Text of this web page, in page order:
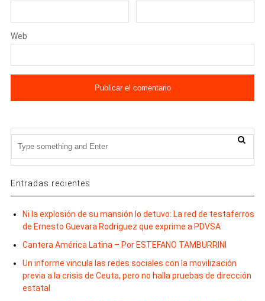
Web
Entradas recientes
Ni la explosión de su mansión lo detuvo: La red de testaferros
de Ernesto Guevara Rodríguez que exprime a PDVSA
Cantera América Latina – Por ESTEFANO TAMBURRINI
Un informe vincula las redes sociales con la movilización
previa a la crisis de Ceuta, pero no halla pruebas de dirección
estatal